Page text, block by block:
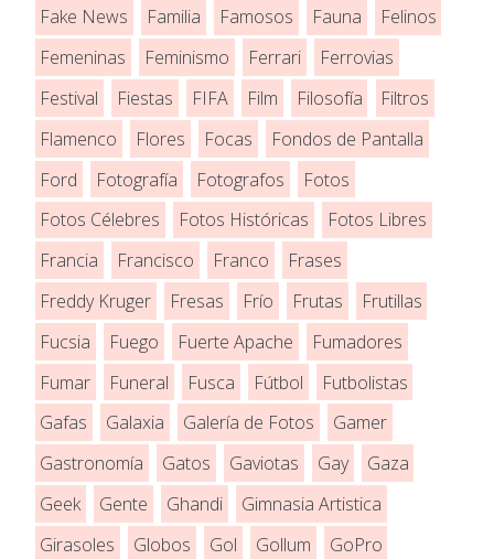
Fake News
Familia Famosos Fauna
Felinos
Femeninas
Feminismo Ferrari
Ferrovias
Festival
Fiestas FIFA Film Filosofía
Filtros
Flamenco
Flores Focas
Fondos de Pantalla
Ford
Fotografía Fotografos
Fotos
Fotos Célebres
Fotos Históricas
Fotos Libres
Francia
Francisco Franco
Frases
Freddy Kruger
Fresas Frío Frutas
Frutillas
Fucsia
Fuego Fuerte Apache
Fumadores
Fumar
Funeral Fusca Fútbol
Futbolistas
Gafas
Galaxia Galería de Fotos
Gamer
Gastronomía
Gatos Gaviotas Gay
Gaza
Geek
Gente Ghandi
Gimnasia Artistica
Girasoles
Globos Gol Gollum
GoPro